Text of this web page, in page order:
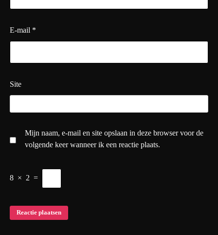
E-mail *
Site
Mijn naam, e-mail en site opslaan in deze browser voor de
volgende keer wanneer ik een reactie plaats.
8 × 2 =